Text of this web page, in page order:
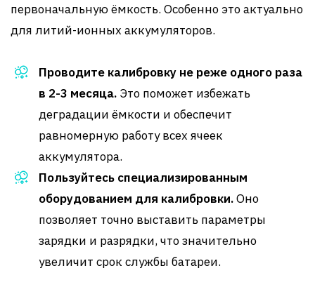
первоначальную ёмкость. Особенно это актуально
для литий-ионных аккумуляторов.
Проводите калибровку не реже одного раза
в 2-3 месяца. Это поможет избежать
деградации ёмкости и обеспечит
равномерную работу всех ячеек
аккумулятора.
Пользуйтесь специализированным
оборудованием для калибровки.Оно
позволяет точно выставить параметры
зарядки и разрядки, что значительно
увеличит срок службы батареи.